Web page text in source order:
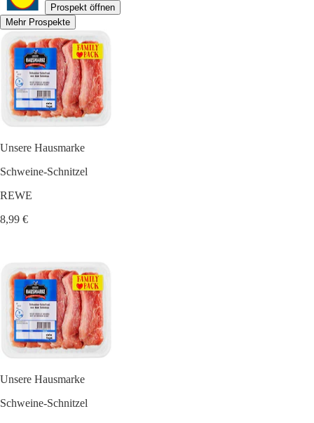
Prospekt öffnen
Mehr Prospekte
Unsere Hausmarke
Schweine-Schnitzel
REWE
8,99 €
Unsere Hausmarke
Schweine-Schnitzel